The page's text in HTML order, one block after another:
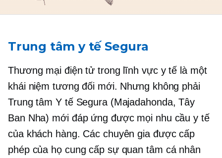
Trung tâm y tế Segura
Thương mại điện tử trong lĩnh vực y tế là một
khái niệm tương đối mới. Nhưng không phải
Trung tâm Y tế Segura (Majadahonda, Tây
Ban Nha) mới đáp ứng được mọi nhu cầu y tế
của khách hàng. Các chuyên gia được cấp
phép của họ cung cấp sự quan tâm cá nhân